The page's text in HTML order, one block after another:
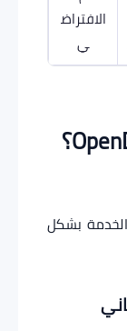
الافتراض
ي
7. كيف تُفعّل خدمة OpenDNS؟
بشكل